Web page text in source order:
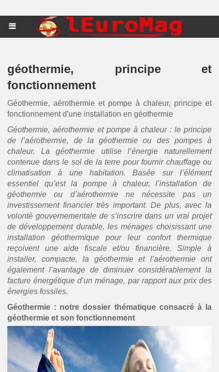
géothermie, principe et
fonctionnement
Géothermie, aérothermie et pompe à chaleur, principe et
fonctionnement d'une installation en géothermie
Géothermie, aérothermie et pompe à chaleur : le principe
de l’aérothermie, de la géothermie ou des pompes à
chaleur. La géothermie utilise l’énergie naturellement
contenue dans le sol de la terre pour fournir chauffage ou
climatisation à une habitation. Basée sur l’élément
essentiel qu’est la pompe à chaleur, l’installation de
géothermie ou d’aérothermie ne nécessite pas un
investissement financier très important. De plus, avec la
volonté gouvernementale de s’inscrire dans un vrai projet
de développement durable, les ménages choisissant une
installation géothermique pour leur confort thermique
reçoivent une aide fiscale et/ou financière. Simple à
installer, compacte, la géothermie et l’aérothermie ont
également l’avantage de diminuer considérablement la
facture énergétique d’un ménage, par rapport aux prix des
énergies fossiles.
Géothermie : notre dossier thématique consacré à la
géothermie et son fonctionnement